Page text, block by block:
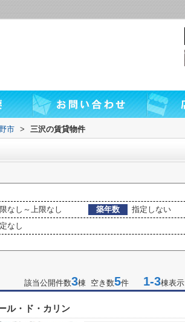
市 > 三沢の賃貸物件
なし～上限なし 築年数
指定しない
なし
該当公開件数3棟 空き数5件 1-3棟表示
ル・ド・カリン